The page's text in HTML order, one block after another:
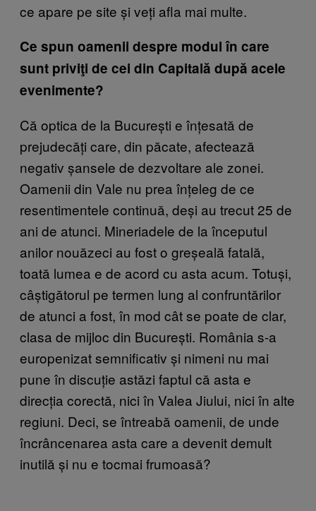
ce apare pe site și veți afla mai multe.
Ce spun oamenii despre modul în care
sunt priviţi de cei din Capitală după acele
evenimente?
Că optica de la București e înțesată de
prejudecăți care, din păcate, afectează
negativ șansele de dezvoltare ale zonei.
Oamenii din Vale nu prea înțeleg de ce
resentimentele continuă, deși au trecut 25 de
ani de atunci. Mineriadele de la începutul
anilor nouăzeci au fost o greșeală fatală,
toată lumea e de acord cu asta acum. Totuși,
câștigătorul pe termen lung al confruntărilor
de atunci a fost, în mod cât se poate de clar,
clasa de mijloc din București. România s-a
europenizat semnificativ și nimeni nu mai
pune în discuție astăzi faptul că asta e
direcția corectă, nici în Valea Jiului, nici în alte
regiuni. Deci, se întreabă oamenii, de unde
încrâncenarea asta care a devenit demult
inutilă și nu e tocmai frumoasă?